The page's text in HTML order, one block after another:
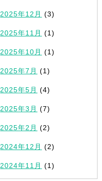
2025年12月 (3)
2025年11月 (1)
2025年10月 (1)
2025年7月 (1)
2025年5月 (4)
2025年3月 (7)
2025年2月 (2)
2024年12月 (2)
2024年11月 (1)